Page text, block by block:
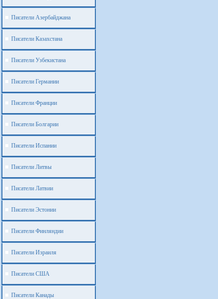
Писатели Азербайджана
Писатели Казахстана
Писатели Узбекистана
Писатели Германии
Писатели Франции
Писатели Болгарии
Писатели Испании
Писатели Литвы
Писатели Латвии
Писатели Эстонии
Писатели Финляндии
Писатели Израиля
Писатели США
Писатели Канады